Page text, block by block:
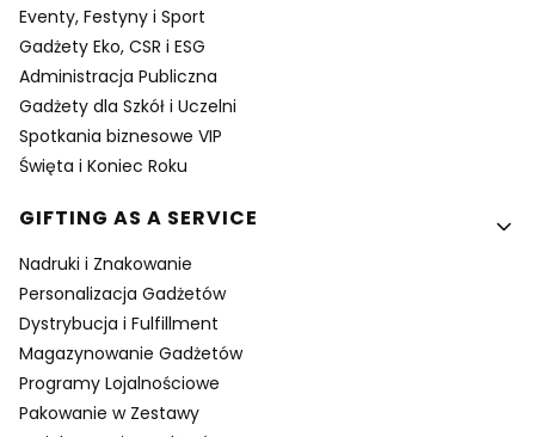
Eventy, Festyny i Sport
Gadżety Eko, CSR i ESG
Administracja Publiczna
Gadżety dla Szkół i Uczelni
Spotkania biznesowe VIP
Święta i Koniec Roku
GIFTING AS A SERVICE
Nadruki i Znakowanie
Personalizacja Gadżetów
Dystrybucja i Fulfillment
Magazynowanie Gadżetów
Programy Lojalnościowe
Pakowanie w Zestawy